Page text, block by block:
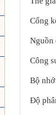
Cổng
Nguồn
Công
Bộ
Độ